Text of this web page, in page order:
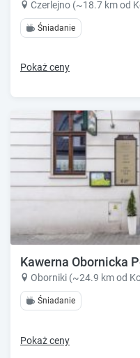
Czerlejno (~18.7 km od
Śniadanie
Pokaż ceny
Kawerna Obornicka
Oborniki (~24.9 km od
Śniadanie
Pokaż ceny